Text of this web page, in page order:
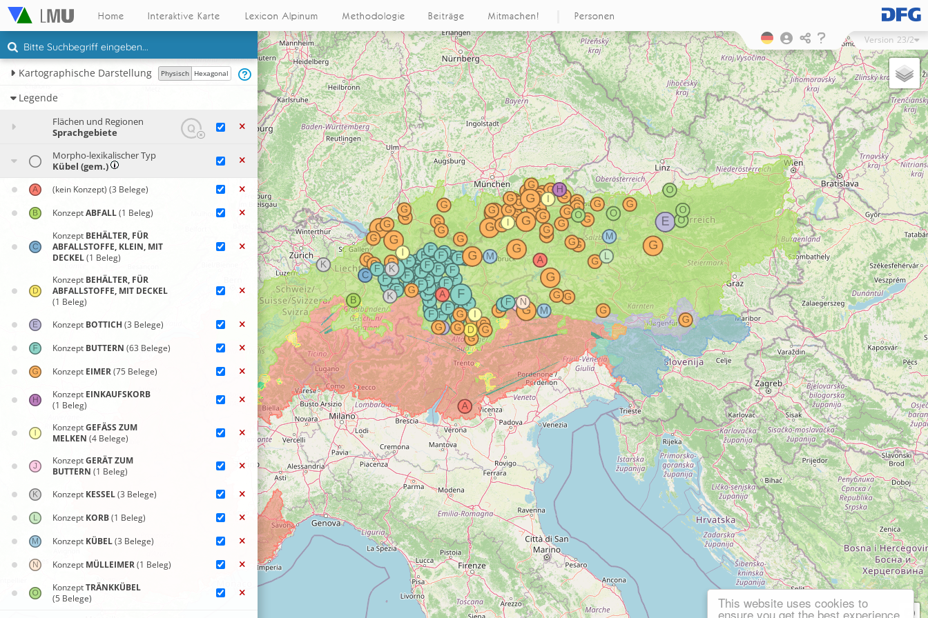
This website uses cookies to
ensure you get the best experience
Home Interaktive Karte Lexicon Alpinum Methodologie Beiträge Mitmachen! Personen
Version 23/2
Kartographische Darstellung Physisch Hexagonal
Legende
Flächen und Regionen
Sprachgebiete
Morpho-lexikalischer Typ
Kübel (gem.)
(kein Konzept) (3 Belege)
KonzeptABFALL(1 Beleg)
Konzept BEHÄLTER, FÜR
ABFALLSTOFFE, KLEIN, MIT
DECKEL(1 Beleg)
Konzept BEHÄLTER, FÜR
ABFALLSTOFFE, MIT DECKEL
(1 Beleg)
Konzept BOTTICH (3 Belege)
Konzept BUTTERN (63 Belege)
Konzept EIMER(75 Belege)
Konzept EINKAUFSKORB
(1 Beleg)
KonzeptGEFÄSS ZUM
MELKEN (4 Belege)
KonzeptGERÄT ZUM
BUTTERN (1 Beleg)
Konzept KESSEL(3 Belege)
Konzept KORB(1 Beleg)
Konzept KÜBEL(3 Belege)
Konzept MÜLLEIMER(1 Beleg)
KonzeptTRÄNKKÜBEL
(5 Belege)